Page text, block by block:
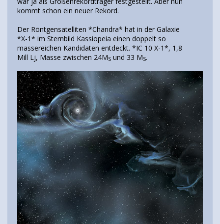
kommt schon ein neuer Rekord.
Der Röntgensatelliten *Chandra* hat in der Galaxie
*X-1* im Sternbild Kassiopeia einen doppelt so
massereichen Kandidaten entdeckt. *IC 10 X-1*, 1,8
Mill Lj, Masse zwischen 24MS und 33 MS.